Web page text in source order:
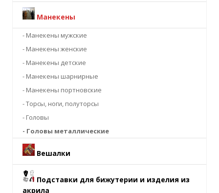
Манекены
- Манекены мужские
- Манекены женские
- Манекены детские
- Манекены шарнирные
- Манекены портновские
- Торсы, ноги, полуторсы
- Головы
- Головы металлические
Вешалки
Подставки для бижутерии и изделия из
акрила